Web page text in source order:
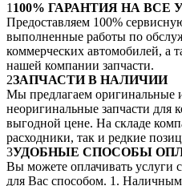
1 100% ГАРАНТИЯ НА ВСЕ
Предоставляем 100%
выполненные работы по
коммерческих автомобилей, а
нашей компании запчасти.
2ЗАПЧАСТИ В НАЛИЧИИ
Мы предлагаем оригинальные
неоригинальные запчасти для
выгодной цене. На складе
расходники, так и редкие
3УДОБНЫЕ СПОСОБЫ
Вы можете оплачивать услуги
для Вас способом. 1.